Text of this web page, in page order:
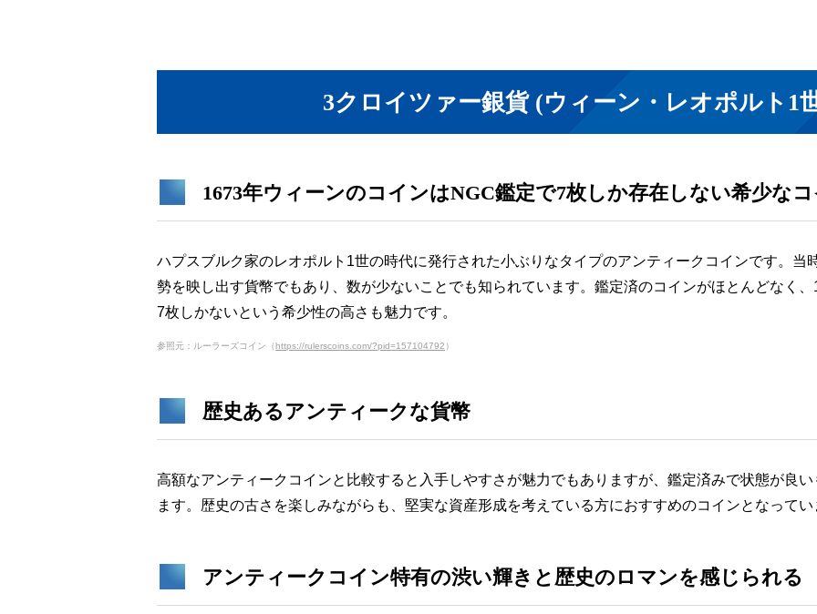
3クロイツァー銀貨 (ウィーン・レオポルト1
1673年ウィーンのコインはNGC鑑定で7枚しか存在しない希少な
ハプスブルク家のレオポルト1世の時代に発行された小ぶりなタイプのアンティークコインです。当
勢を映し出す貨幣でもあり、数が少ないことでも知られています。鑑定済のコインがほとんどなく
7枚しかないという希少性の高さも魅力です。
参照元：ルーラーズコイン（https://rulerscoins.com/?pid=157104792 ）
歴史あるアンティークな貨幣
高額なアンティークコインと比較すると入手しやすさが魅力でもありますが、鑑定済みで状態が良
ます。歴史の古さを楽しみながらも、堅実な資産形成を考えている方におすすめのコインとなってい
アンティークコイン特有の渋い輝きと歴史のロマンを感じられる